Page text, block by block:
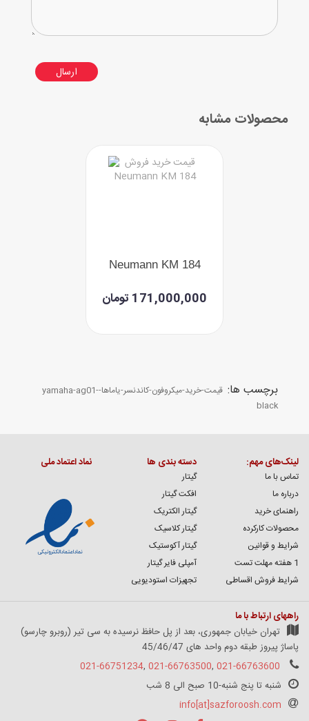
ارسال
محصولات مشابه
Neumann KM 184
171,000,000 تومان
برچسب ها:
قیمت-خرید-میکروفون-کاندنسر-یاماها-yamaha-ag01-
black
لینک‌های مهم:
تماس با ما
درباره ما
راهنمای خرید
محصولات کارکرده
شرایط و قوانین
1 هفته مهلت تست
شرایط فروش اقساطی
دسته بندی ها
گیتار
افکت گیتار
گیتار الکتریک
گیتار کلاسیک
گیتار آکوستیک
آمپلی فایر گیتار
تجهیزات استودیویی
نماد اعتماد ملی
راههای ارتباط با ما
تهران خیابان جمهوری، بعد از پل حافظ نرسیده به سی تیر (روبرو چارسو)
پاساژ پیروز طبقه دوم واحد های 45/46/47
021-66763600
,
021-66763500
,
021-66751234
شنبه تا پنج شنبه-10 صبح الی 8 شب
info[at]sazforoosh.com